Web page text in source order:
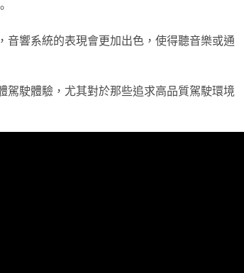
音響系統的表現會更加出色，使得聽音樂或通
駕駛體驗，尤其對於那些追求高品質駕駛環境